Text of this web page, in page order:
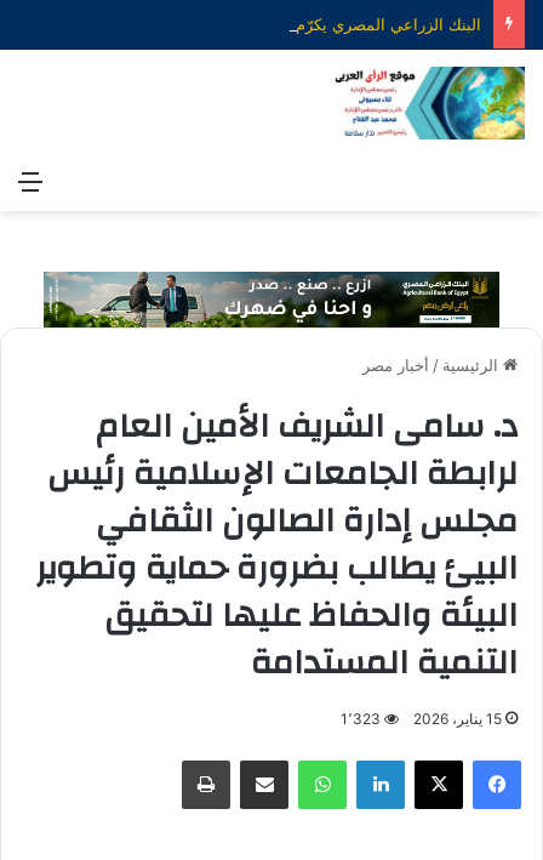
الرئيسية / أخبار مصر
د. سامى الشريف الأمين العام
لرابطة الجامعات الإسلامية رئيس
مجلس إدارة الصالون الثقافي
البيئ يطالب بضرورة حماية وتطوير
البيئة والحفاظ عليها لتحقيق
التنمية المستدامة
15 يناير، 2026 1٬323
فيسبوك X لينكدإن واتساب مشاركة عبر البريد طباعة